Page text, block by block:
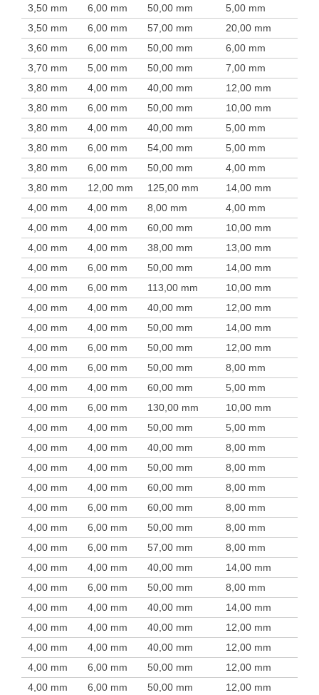
3,50 mm 6,00 mm 50,00 mm 5,00 mm
3,50 mm
6,00 mm 57,00 mm 20,00 mm
3,60 mm
6,00 mm 50,00 mm 6,00 mm
3,70 mm
5,00 mm 50,00 mm 7,00 mm
3,80 mm
4,00 mm 40,00 mm 12,00 mm
3,80 mm
6,00 mm 50,00 mm 10,00 mm
3,80 mm
4,00 mm 40,00 mm 5,00 mm
3,80 mm
6,00 mm 54,00 mm 5,00 mm
3,80 mm
6,00 mm 50,00 mm 4,00 mm
3,80 mm
12,00 mm 125,00 mm 14,00 mm
4,00 mm
4,00 mm 8,00 mm 4,00 mm
4,00 mm
4,00 mm 60,00 mm 10,00 mm
4,00 mm
4,00 mm 38,00 mm 13,00 mm
4,00 mm
6,00 mm 50,00 mm 14,00 mm
4,00 mm
6,00 mm 113,00 mm 10,00 mm
4,00 mm
4,00 mm 40,00 mm 12,00 mm
4,00 mm
4,00 mm 50,00 mm 14,00 mm
4,00 mm
6,00 mm 50,00 mm 12,00 mm
4,00 mm
6,00 mm 50,00 mm 8,00 mm
4,00 mm
4,00 mm 60,00 mm 5,00 mm
4,00 mm
6,00 mm 130,00 mm 10,00 mm
4,00 mm
4,00 mm 50,00 mm 5,00 mm
4,00 mm
4,00 mm 40,00 mm 8,00 mm
4,00 mm
4,00 mm 50,00 mm 8,00 mm
4,00 mm
4,00 mm 60,00 mm 8,00 mm
4,00 mm
6,00 mm 60,00 mm 8,00 mm
4,00 mm
6,00 mm 50,00 mm 8,00 mm
4,00 mm
6,00 mm 57,00 mm 8,00 mm
4,00 mm
4,00 mm 40,00 mm 14,00 mm
4,00 mm
6,00 mm 50,00 mm 8,00 mm
4,00 mm
4,00 mm 40,00 mm 14,00 mm
4,00 mm
4,00 mm 40,00 mm 12,00 mm
4,00 mm
4,00 mm 40,00 mm 12,00 mm
4,00 mm
6,00 mm 50,00 mm 12,00 mm
4,00 mm
6,00 mm 50,00 mm 12,00 mm